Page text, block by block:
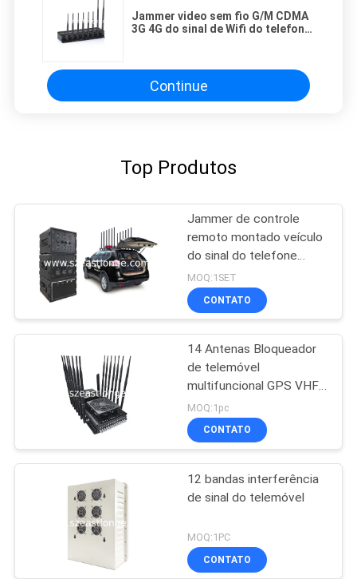
Jammer video sem fio G/M CDMA
3G 4G do sinal de Wifi do telefone
Continue
Top Produtos
Jammer de controle
remoto montado veículo
do sinal do telefone
celular da G/M 3G 4G
LTE 5G WIFI GPS
MOQ:1SET
CONTATO
14 Antenas Bloqueador
de telemóvel
multifuncional GPS VHF
UHF Interferência 5-80m
MOQ:1pc
CONTATO
12 bandas interferência
de sinal do telemóvel
MOQ:1PC
CONTATO